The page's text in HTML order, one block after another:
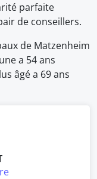
parfaite
de conseillers.
de Matzenheim
a 54 ans
âgé a 69 ans